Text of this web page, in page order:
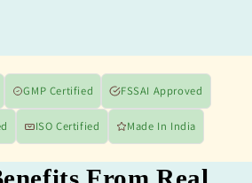
GMP Certified FSSAI Approved
ISO Certified Made In India